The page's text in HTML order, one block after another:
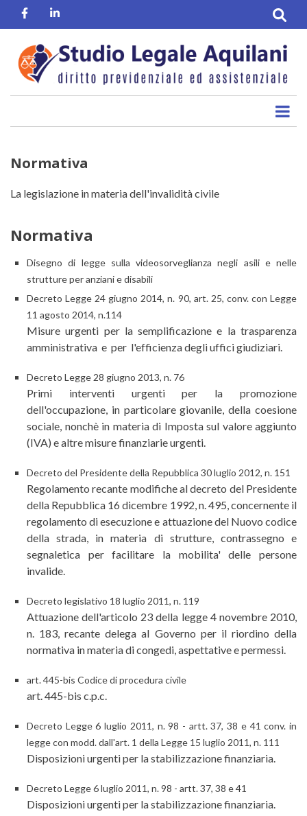
contenuto
principale
FacebookLinkedin
Normativa
La legislazione in materia dell'invalidità civile
Normativa
Disegno di legge sulla videosorveglianza negli asili e nelle
strutture per anziani e disabili
Decreto Legge 24 giugno 2014, n. 90, art. 25, conv. con Legge
11 agosto 2014, n.114
Misure urgenti per la semplificazione e la trasparenza
amministrativa e per l'efficienza degli uffici giudiziari.
Decreto Legge 28 giugno 2013, n. 76
Primi interventi urgenti per la promozione
dell'occupazione, in particolare giovanile, della coesione
sociale, nonchè in materia di Imposta sul valore aggiunto
(IVA) e altre misure finanziarie urgenti.
Decreto del Presidente della Repubblica 30 luglio 2012, n. 151
Regolamento recante modifiche al decreto del Presidente
della Repubblica 16 dicembre 1992, n. 495, concernente il
regolamento di esecuzione e attuazione del Nuovo codice
della strada, in materia di strutture, contrassegno e
segnaletica per facilitare la mobilita' delle persone
invalide.
Decreto legislativo 18 luglio 2011, n. 119
Attuazione dell'articolo 23 della legge 4 novembre 2010,
n. 183, recante delega al Governo per il riordino della
normativa in materia di congedi, aspettative e permessi.
art. 445-bis Codice di procedura civile
art. 445-bis c.p.c.
Decreto Legge 6 luglio 2011, n. 98 - artt. 37, 38 e 41 conv. in
legge con modd. dall'art. 1 della Legge 15 luglio 2011, n. 111
Disposizioni urgenti per la stabilizzazione finanziaria.
Decreto Legge 6 luglio 2011, n. 98 - artt. 37, 38 e 41
Disposizioni urgenti per la stabilizzazione finanziaria.